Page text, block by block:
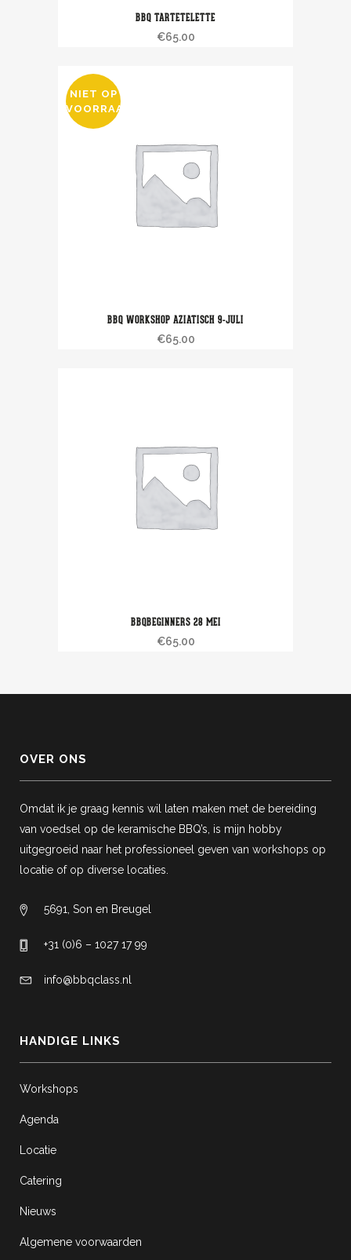
BBQ TARTETELETTE
€65.00
NIET OP
VOORRAAD
BBQ WORKSHOP AZIATISCH 9-JULI
€65.00
BBQBEGINNERS 28 MEI
€65.00
OVER ONS
Omdat ik je graag kennis wil laten maken met de bereiding
van voedsel op de keramische BBQ’s, is mijn hobby
uitgegroeid naar het professioneel geven van workshops op
locatie of op diverse locaties.
5691, Son en Breugel
+31 (0)6 – 1027 17 99
info@bbqclass.nl
HANDIGE LINKS
Workshops
Agenda
Locatie
Catering
Nieuws
Algemene voorwaarden